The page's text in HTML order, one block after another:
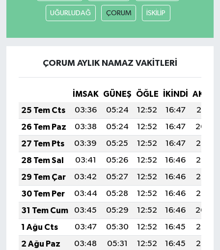
UĞURLUDAĞ ÇORUM İSKİLİP
ÇORUM AYLIK NAMAZ VAKITLERI
İMSAK GÜNEŞ ÖĞLE İKINDI
25 Tem Cts
03:36 05:24 12:52 16:47
20:10
26 Tem Paz
03:38 05:24 12:52 16:47
20:09
27 Tem Pts
03:39 05:25 12:52 16:47
20:08
28 Tem Sal
03:41 05:26 12:52 16:46
20:07
29 Tem Çar
03:42 05:27 12:52 16:46
20:06
30 Tem Per
03:44 05:28 12:52 16:46
20:05
31 Tem Cum
03:45 05:29 12:52 16:46
20:04
1 Ağu Cts
03:47 05:30 12:52 16:45
20:03
2 Ağu Paz
03:48 05:31 12:52 16:45
20:02